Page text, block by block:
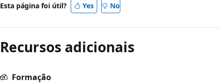
Esta página foi útil? Yes No
Recursos adicionais
Formação